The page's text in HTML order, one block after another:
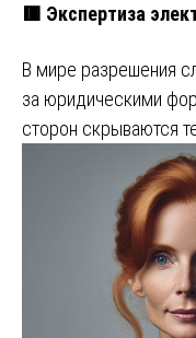
🟥 Экспертиза
В мире разрешения
за юридическими
сторон скрываются